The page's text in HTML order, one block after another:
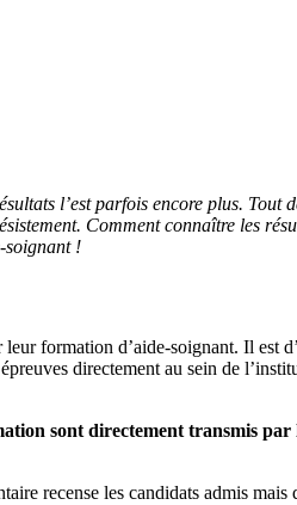
l’est parfois encore plus. Tout
Comment connaître les
soignant !
formation d’aide-soignant. Il est
directement au sein de
sont directement transmis par
recense les candidats admis mais